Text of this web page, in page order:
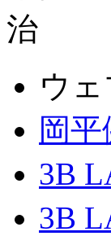
ウェ
岡
3B
3B